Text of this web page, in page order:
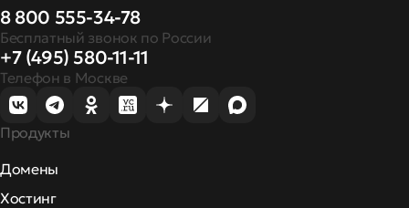
8 800 555-34-78
Бесплатный звонок по России
+7 (495) 580-11-11
Телефон в Москве
Продукты
Домены
Хостинг